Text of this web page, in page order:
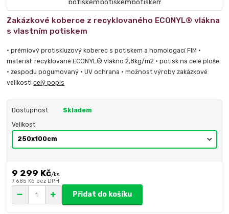
Zakázkové koberce z recyklovaného ECONYL® vlákna
s vlastním potiskem
• prémiový protiskluzový koberec s potiskem a homologací FIM •
materiál: recyklované ECONYL® vlákno 2,8kg/m2 • potisk na celé ploše
• zespodu pogumovaný • UV ochrana • možnost výroby zakázkové
velikosticelý popis
Dostupnost Skladem
Velikost
9 299 Kč/ks
7 685 Kč bez DPH
Přidat do košíku